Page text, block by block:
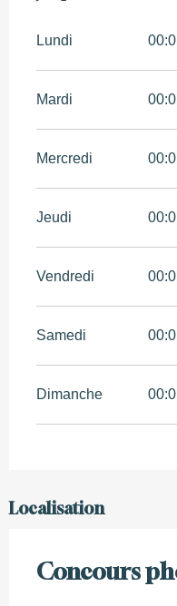
Lundi
Mardi
Mercredi
Jeudi
Vendredi
Samedi
Dimanche
Localisation
Concours